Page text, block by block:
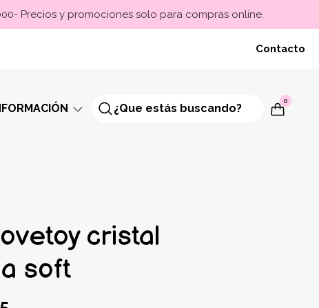
Precios y promociones solo para compras online.
Contacto
0
cristal
soft